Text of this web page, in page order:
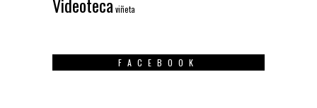
Videotecaviñeta
FACEBOOK